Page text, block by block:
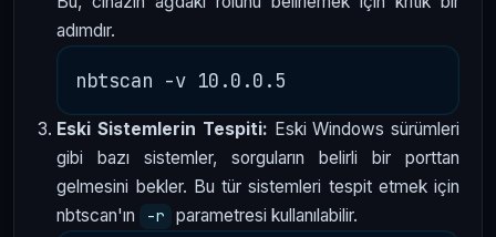
adımdır.
Eski Sistemlerin Tespiti: Eski Windows sürümleri
gibi bazı sistemler, sorguların belirli bir porttan
gelmesini bekler. Bu tür sistemleri tespit etmek için
nbtscan'ın
-r parametresi kullanılabilir.